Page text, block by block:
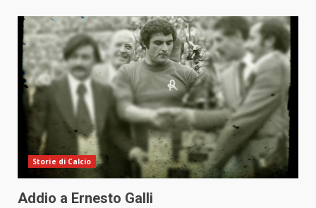
Storie di Calcio
Addio a Ernesto Galli